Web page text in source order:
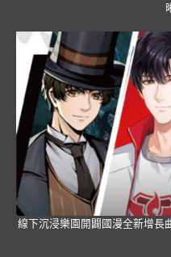
線下沉浸樂園開闢國漫全新增長